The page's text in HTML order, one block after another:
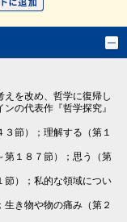
を改め、哲学に復帰し
の代表作『哲学探究』
節）；理解する（第１
１８７節）；思う（第
）；私的な領域につい
き物や物の痛み（第２